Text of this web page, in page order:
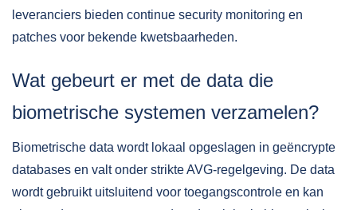
leveranciers bieden continue security monitoring en
patches voor bekende kwetsbaarheden.
Wat gebeurt er met de data die
biometrische systemen verzamelen?
Biometrische data wordt lokaal opgeslagen in geëncrypte
databases en valt onder strikte AVG-regelgeving. De data
wordt gebruikt uitsluitend voor toegangscontrole en kan